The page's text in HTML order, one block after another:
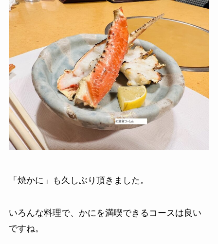
「焼かに」も久しぶり頂きました。
いろんな料理で、かにを満喫できるコースは良い
ですね。